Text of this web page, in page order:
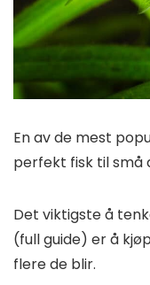
En av de mest
perfekt fisk til små
Det viktigste å
(full guide) er å
flere de blir.